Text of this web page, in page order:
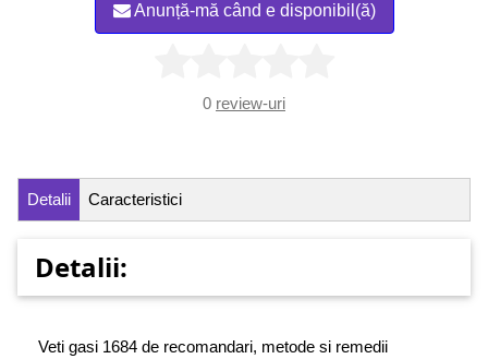
Anunță-mă când e disponibil(ă)
0 review-uri
Detalii Caracteristici
Detalii:
Veti gasi 1684 de recomandari, metode si remedii